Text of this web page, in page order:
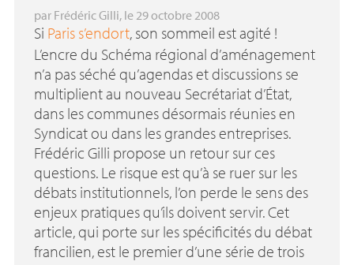
par Frédéric Gilli, le 29 octobre 2008
Si Paris s’endort, son sommeil est agité !
L’encre du Schéma régional d’aménagement
n’a pas séché qu’agendas et discussions se
multiplient au nouveau Secrétariat d’État,
dans les communes désormais réunies en
Syndicat ou dans les grandes entreprises.
Frédéric Gilli propose un retour sur ces
questions. Le risque est qu’à se ruer sur les
débats institutionnels, l’on perde le sens des
enjeux pratiques qu’ils doivent servir. Cet
article, qui porte sur les spécificités du débat
francilien, est le premier d’une série de trois